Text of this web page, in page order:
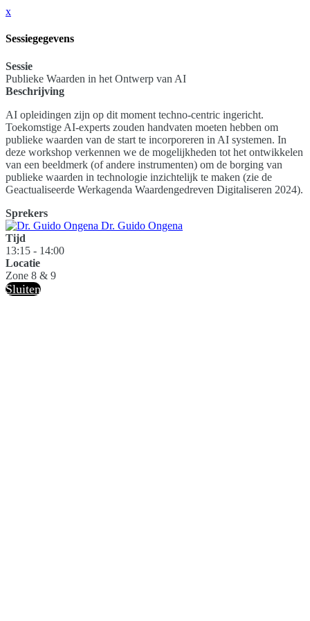
x
Sessiegegevens
Sessie
Publieke Waarden in het Ontwerp van AI
Beschrijving
AI opleidingen zijn op dit moment techno-centric ingericht.
Toekomstige AI-experts zouden handvaten moeten hebben om
publieke waarden van de start te incorporeren in AI systemen. In
deze workshop verkennen we de mogelijkheden tot het ontwikkelen
van een beeldmerk (of andere instrumenten) om de borging van
publieke waarden in technologie inzichtelijk te maken (zie de
Geactualiseerde Werkagenda Waardengedreven Digitaliseren 2024).
Sprekers
Dr. Guido Ongena
Tijd
13:15 - 14:00
Locatie
Zone 8 & 9
Sluiten